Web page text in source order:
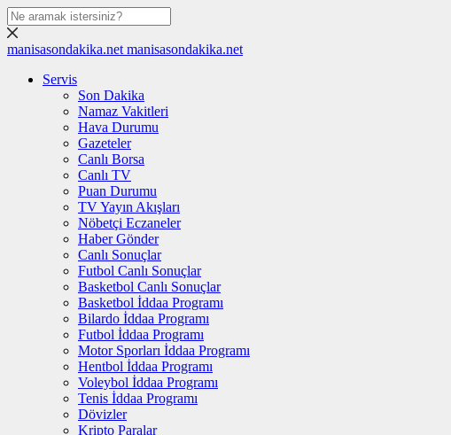
manisasondakika.net manisasondakika.net
Servis
Son Dakika
Namaz Vakitleri
Hava Durumu
Gazeteler
Canlı Borsa
Canlı TV
Puan Durumu
TV Yayın Akışları
Nöbetçi Eczaneler
Haber Gönder
Canlı Sonuçlar
Futbol Canlı Sonuçlar
Basketbol Canlı Sonuçlar
Basketbol İddaa Programı
Bilardo İddaa Programı
Futbol İddaa Programı
Motor Sporları İddaa Programı
Hentbol İddaa Programı
Voleybol İddaa Programı
Tenis İddaa Programı
Dövizler
Kripto Paralar